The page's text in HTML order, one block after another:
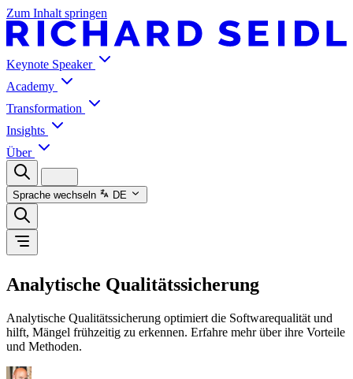
Zum Inhalt springen
Keynote Speaker
Academy
Transformation
Insights
Über
Sprache wechseln DE
Analytische Qualitätssicherung
Analytische Qualitätssicherung optimiert die Softwarequalität und
hilft, Mängel frühzeitig zu erkennen. Erfahre mehr über ihre Vorteile
und Methoden.